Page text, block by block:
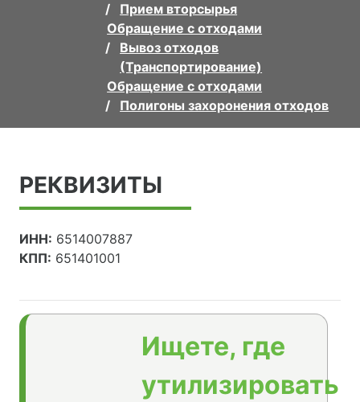
Прием вторсырья
Обращение с отходами
Вывоз отходов
(Транспортирование)
Обращение с отходами
Полигоны захоронения отходов
РЕКВИЗИТЫ
ИНН: 6514007887
КПП: 651401001
Ищете, где
утилизировать